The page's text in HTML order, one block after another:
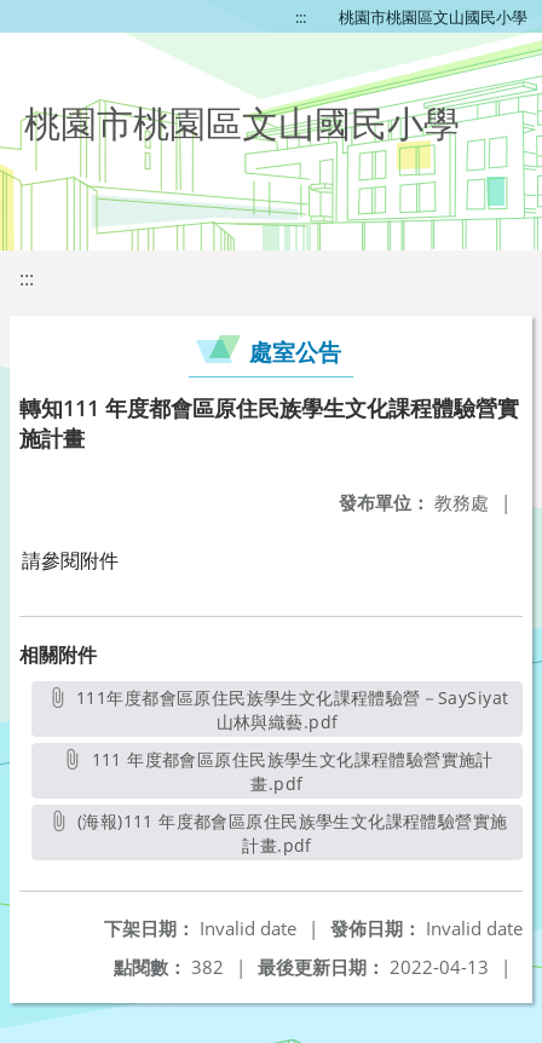
::: 桃園市桃園區文山國民小學
桃園市桃園區文山國民小學
:::
處室公告
轉知111 年度都會區原住民族學生文化課程體驗營實
施計畫
發布單位： 教務處 |
請參閱附件
相關附件
山林與織藝.pdf另開新視窗
畫.pdf另開新視窗
計畫.pdf另開新視窗
發佈日期： Invalid date
下架日期： Invalid date
|
最後更新日期： 2022-04-13 |
點閱數： 382 |